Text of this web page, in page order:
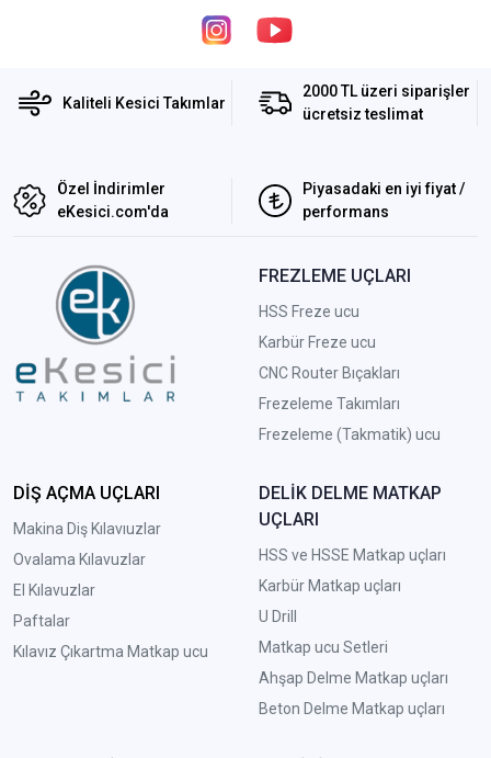
Kaliteli Kesici Takımlar
2000 TL üzeri siparişler
ücretsiz teslimat
Özel İndirimler
eKesici.com'da
Piyasadaki en iyi fiyat /
performans
FREZLEME UÇLARI
HSS Freze ucu
Karbür Freze ucu
CNC Router Bıçakları
Frezeleme Takımları
Frezeleme (Takmatik) ucu
DİŞ AÇMA UÇLARI
Makina Diş Kılavıuzlar
Ovalama Kılavuzlar
El Kılavuzlar
Paftalar
Kılavız Çıkartma Matkap ucu
DELİK DELME MATKAP
UÇLARI
HSS ve HSSE Matkap uçları
Karbür Matkap uçları
U Drill
Matkap ucu Setleri
Ahşap Delme Matkap uçları
Beton Delme Matkap uçları